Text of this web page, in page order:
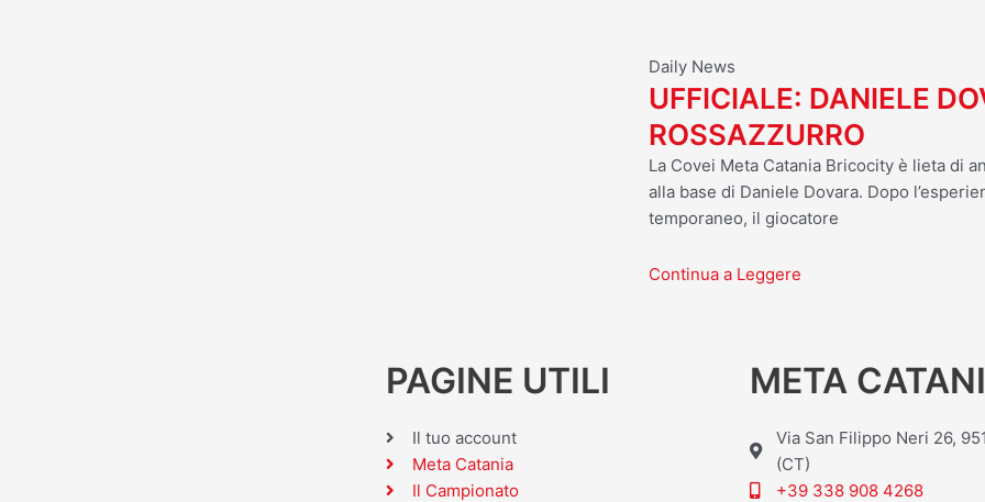
Daily News
UFFICIALE: DANIELE
ROSSAZZURRO
La Covei Meta Catania Bricocity è lieta di
alla base di Daniele Dovara. Dopo
temporaneo, il giocatore
Continua a Leggere
PAGINE UTILI
Il tuo account
Meta Catania
Il Campionato
META
Via San Filippo Neri 26,
(CT)
+39 338 908 4268